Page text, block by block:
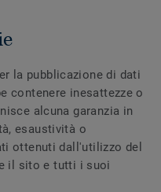
la pubblicazione di dati
contenere inesattezze o
alcuna garanzia in
esaustività o
ottenuti dall'utilizzo del
il sito e tutti i suoi